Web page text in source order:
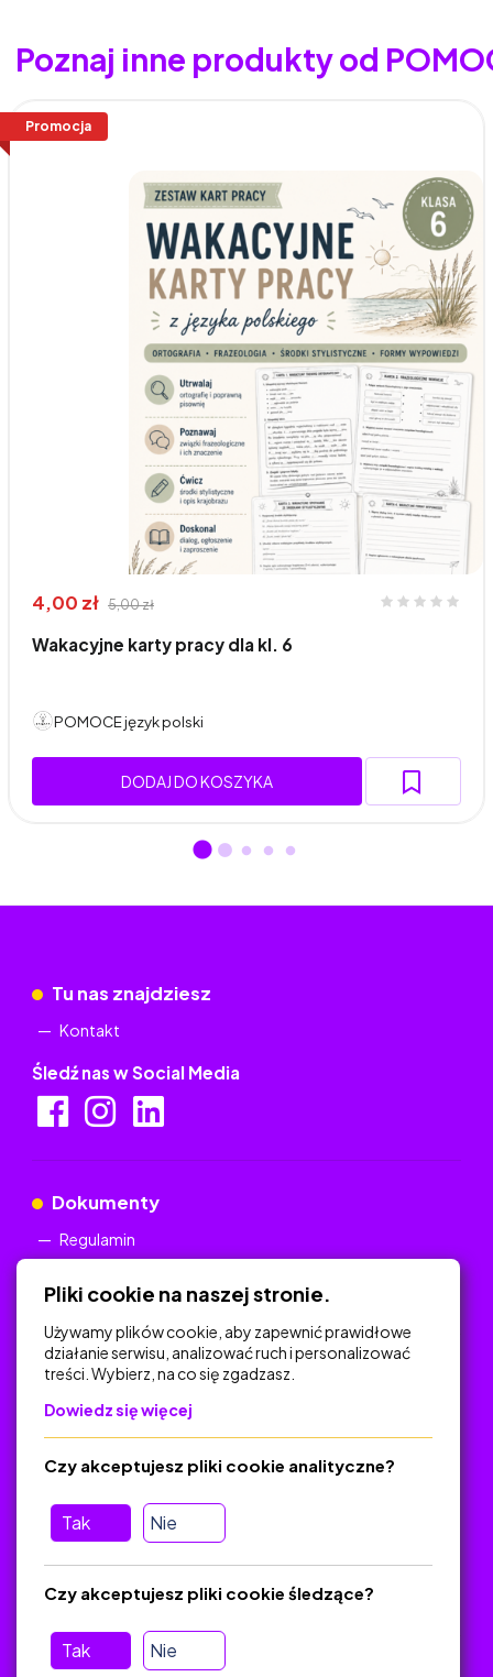
Poznaj inne produkty od
Promocja
4,00 zł 5,00 zł
Wakacyjne karty pracy dla kl. 6
POMOCE język polski
DODAJ DO KOSZYKA
Tu nas znajdziesz
Kontakt
Śledź nas w Social Media
Dokumenty
Regulamin
Na skróty
Polityka Prywatności
Regulamin
O platformie
Baza materiałów dydaktycznych
Jak zostać autorem
FAQ
Pliki cookie na naszej stronie.
Używamy plików cookie, aby zapewnić prawidłowe
działanie serwisu, analizować ruch i personalizować
treści. Wybierz, na co się zgadzasz.
Dowiedz się więcej
Tak Nie
Czy akceptujesz pliki cookie analityczne?
Tak Nie
Czy akceptujesz pliki cookie śledzące?